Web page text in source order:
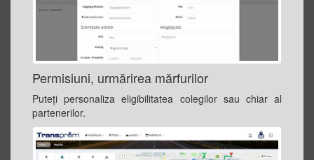
Permisiuni, urmărirea mărfurilor
Puteți personaliza eligibilitatea colegilor sau chiar al
partenerilor.